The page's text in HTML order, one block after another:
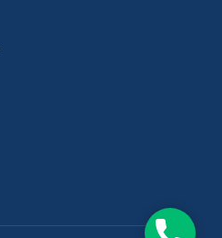
Telefon